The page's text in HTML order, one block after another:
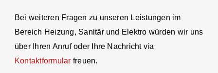
Bei weiteren Fragen zu unseren Leistungen im
Bereich Heizung, Sanitär und Elektro würden wir uns
über Ihren Anruf oder Ihre Nachricht via
Kontaktformular freuen.